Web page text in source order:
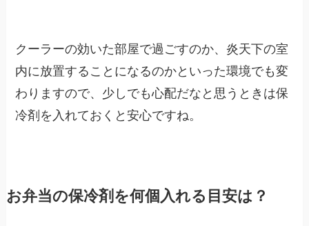
クーラーの効いた部屋で過ごすのか、炎天下の室
内に放置することになるのかといった環境でも変
わりますので、少しでも心配だなと思うときは保
冷剤を入れておくと安心ですね。
お弁当の保冷剤を何個入れる目安は？